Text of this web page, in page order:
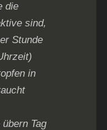
die
sind,
Stunde
in
Tag